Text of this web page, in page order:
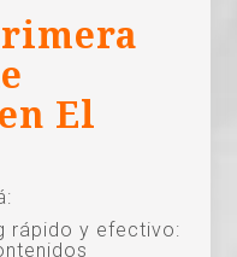
El
rápido y efectivo: